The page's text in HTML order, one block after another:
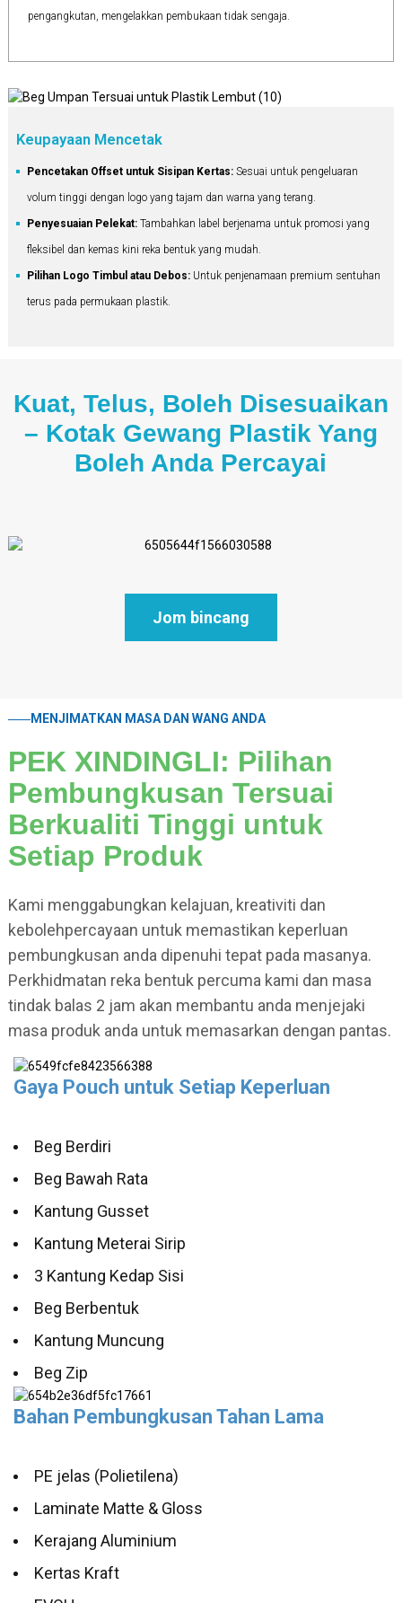
pengangkutan, mengelakkan pembukaan tidak sengaja.
Keupayaan Mencetak
Pencetakan Offset untuk Sisipan Kertas:Sesuai untuk pengeluaran
volum tinggi dengan logo yang tajam dan warna yang terang.
Penyesuaian Pelekat: Tambahkan label berjenama untuk promosi yang
fleksibel dan kemas kini reka bentuk yang mudah.
Pilihan Logo Timbul atau Debos:Untuk penjenamaan premium sentuhan
terus pada permukaan plastik.
Kuat, Telus, Boleh Disesuaikan
– Kotak Gewang Plastik Yang
Boleh Anda Percayai
Jom bincang
MENJIMATKAN MASA DAN WANG ANDA
PEK XINDINGLI: Pilihan
Pembungkusan Tersuai
Berkualiti Tinggi untuk
Setiap Produk
Kami menggabungkan kelajuan, kreativiti dan
kebolehpercayaan untuk memastikan keperluan
pembungkusan anda dipenuhi tepat pada masanya.
Perkhidmatan reka bentuk percuma kami dan masa
tindak balas 2 jam akan membantu anda menjejaki
masa produk anda untuk memasarkan dengan pantas.
Gaya Pouch untuk Setiap Keperluan
Beg Berdiri
Beg Bawah Rata
Kantung Gusset
Kantung Meterai Sirip
3 Kantung Kedap Sisi
Beg Berbentuk
Kantung Muncung
Beg Zip
Bahan Pembungkusan Tahan Lama
PE jelas (Polietilena)
Laminate Matte & Gloss
Kerajang Aluminium
Kertas Kraft